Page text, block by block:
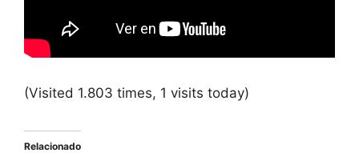
(Visited 1.803 times, 1 visits today)
Relacionado